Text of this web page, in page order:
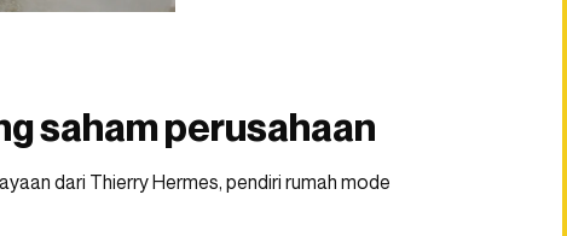
saham perusahaan
dari Thierry Hermes, pendiri rumah mode